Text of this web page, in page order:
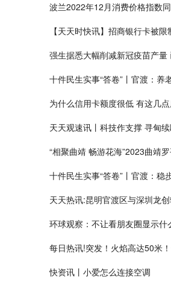
波兰2022年12月消费价格指数
【天天时快讯】招商银行卡被
强生据悉大幅削减新冠疫苗产
十件民生实事“答卷”丨官渡：养
为什么信用卡额度很低 有这几
天天观速讯丨科技作支撑 寻甸
“相聚曲靖 畅游花海”2023曲靖
十件民生实事“答卷”丨官渡：稳
天天热讯:昆明官渡区与深圳龙
环球观察：不让看朋友圈显示什
每日热讯!突发！火焰高达50米
快资讯丨小爱怎么连接空调